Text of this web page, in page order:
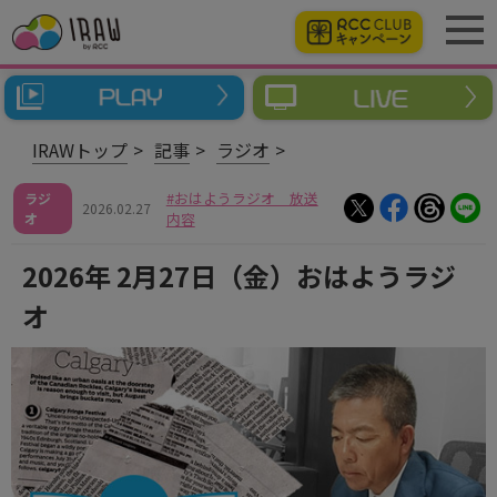
IRAWトップ 記事 ラジオ
ラジ
オ
2026.02.27
おはようラジオ 放送
内容
2026年 2月27日（金）おはようラジ
オ